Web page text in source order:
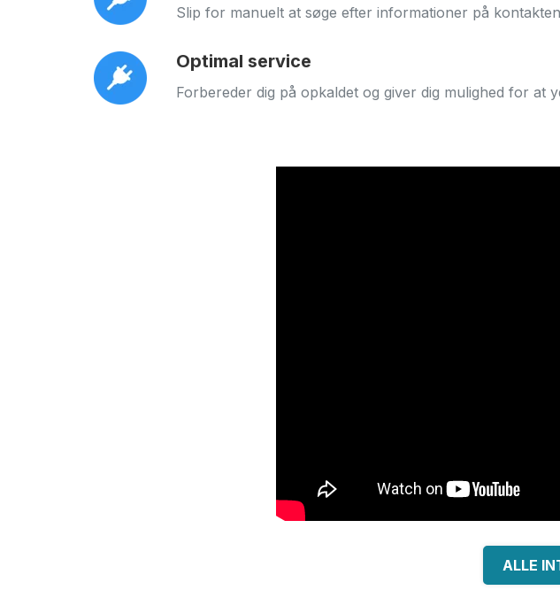
Slip for manuelt at søge efter informationer på
Optimal service
Forbereder dig på opkaldet og giver dig mulighed for at
ALLE